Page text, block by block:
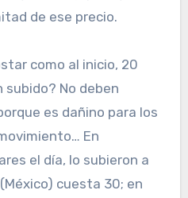
de ese precio.
como al inicio, 20
subido? No deben
es dañino para los
En
el día, lo subie­ron a
cuesta 30; en